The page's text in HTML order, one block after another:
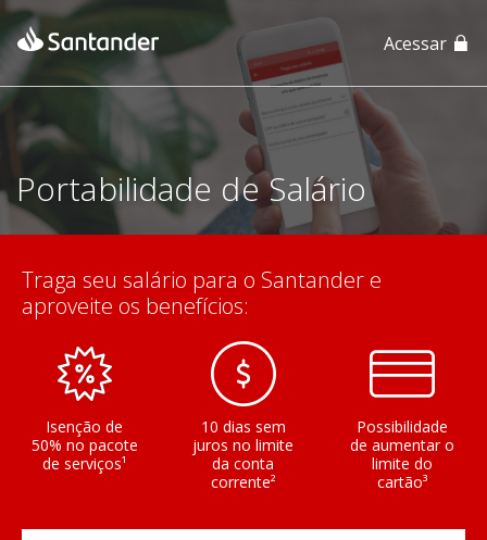
App Santander
App Santander Empresas
Acessar
Portabilidade de Salário
Traga seu salário para o Santander e
aproveite os benefícios:
Isenção de
50% no pacote
de serviços¹
10 dias sem
juros no limite
da conta
corrente²
Possibilidade
de aumentar o
limite do
cartão³